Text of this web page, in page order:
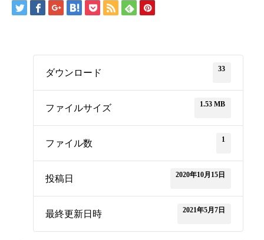
ダウンロード 33
ファイルサイズ 1.53 MB
ファイル数 1
投稿日 2020年10月15日
最終更新日時 2021年5月7日